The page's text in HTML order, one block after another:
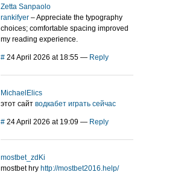
Zetta Sanpaolo
rankifyer – Appreciate the typography
choices; comfortable spacing improved
my reading experience.
# 24 April 2026 at 18:55 — Reply
MichaelElics
этот сайт водкабет играть сейчас
# 24 April 2026 at 19:09 — Reply
mostbet_zdKi
mostbet hry http://mostbet2016.help/